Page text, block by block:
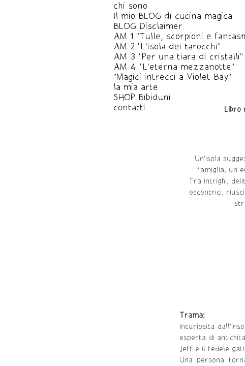
chi sono
Il mio BLOG di cucina magica
BLOG Disclaimer
AM 1 "Tulle, scorpioni e
AM 2 "L'isola dei tarocchi"
AM 3 "Per una tiara di cristalli"
AM 4 "L'eterna mezzanotte"
"Magici intrecci a Violet Bay"
la mia arte
SHOP Bibiduni
contatti
Libro
Un'isola
famiglia, un
Tra intrighi,
eccentrici,
Trama:
Incuriosita
esperta di
Jeff e il fedele
Una persona